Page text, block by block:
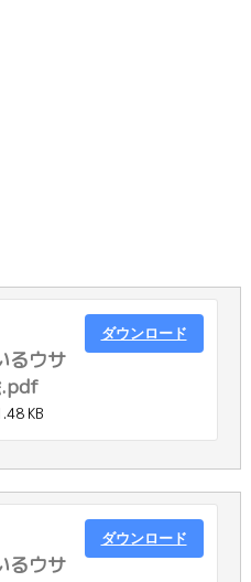
るウサ
.pdf
KB
ダウンロード
るウサ
ダウンロード